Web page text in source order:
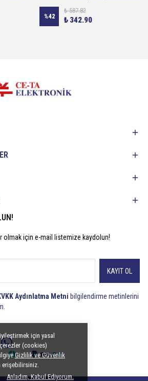
için yasal
(cookies)
Gizlilik ve Güvenlik
erişebilirsiniz.
Anladım, Kabul Ediyorum.
%42
₺ 587.82
₺ 342.90
olmak için e-mail listemize kaydolun!
KAYIT OL
Aydınlatma Metni bilgilendirme metinlerini